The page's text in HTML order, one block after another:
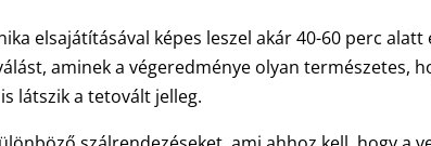
elsajátításával képes leszel akár 40-60 perc alatt
aminek a végeredménye olyan természetes,
látszik a tetovált jelleg.